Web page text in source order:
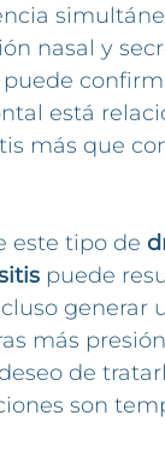
nasal y
puede
está
más que
este tipo de
puede
generar
más
de
son